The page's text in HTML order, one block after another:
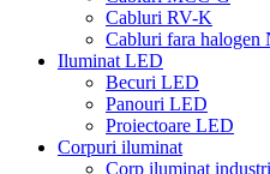
Cabluri RV-K
Cabluri fara halogen
Iluminat LED
Becuri LED
Panouri LED
Proiectoare LED
Corpuri iluminat
Corp iluminat